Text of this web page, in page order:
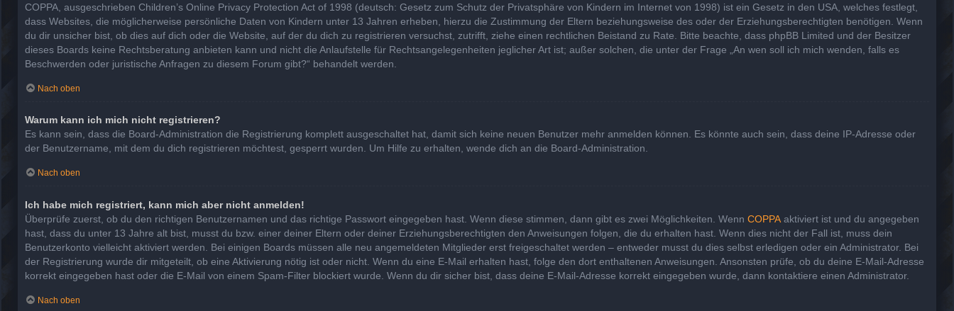
COPPA, ausgeschrieben Children’s Online Privacy Protection Act of 1998 (deutsch: Gesetz zum Schutz der Privatsphäre von Kindern im Internet von 1998) ist ein Gesetz in den USA, welches festlegt,
dass Websites, die möglicherweise persönliche Daten von Kindern unter 13 Jahren erheben, hierzu die Zustimmung der Eltern beziehungsweise des oder der Erziehungsberechtigten benötigen. Wenn
du dir unsicher bist, ob dies auf dich oder die Website, auf der du dich zu registrieren versuchst, zutrifft, ziehe einen rechtlichen Beistand zu Rate. Bitte beachte, dass phpBB Limited und der Besitzer
dieses Boards keine Rechtsberatung anbieten kann und nicht die Anlaufstelle für Rechtsangelegenheiten jeglicher Art ist; außer solchen, die unter der Frage „An wen soll ich mich wenden, falls es
Beschwerden oder juristische Anfragen zu diesem Forum gibt?“ behandelt werden.
Nach oben
Warum kann ich mich nicht registrieren?
Es kann sein, dass die Board-Administration die Registrierung komplett ausgeschaltet hat, damit sich keine neuen Benutzer mehr anmelden können. Es könnte auch sein, dass deine IP-Adresse oder
der Benutzername, mit dem du dich registrieren möchtest, gesperrt wurden. Um Hilfe zu erhalten, wende dich an die Board-Administration.
Nach oben
Ich habe mich registriert, kann mich aber nicht anmelden!
Überprüfe zuerst, ob du den richtigen Benutzernamen und das richtige Passwort eingegeben hast. Wenn diese stimmen, dann gibt es zwei Möglichkeiten. Wenn COPPA aktiviert ist und du angegeben
hast, dass du unter 13 Jahre alt bist, musst du bzw. einer deiner Eltern oder deiner Erziehungsberechtigten den Anweisungen folgen, die du erhalten hast. Wenn dies nicht der Fall ist, muss dein
Benutzerkonto vielleicht aktiviert werden. Bei einigen Boards müssen alle neu angemeldeten Mitglieder erst freigeschaltet werden – entweder musst du dies selbst erledigen oder ein Administrator. Bei
der Registrierung wurde dir mitgeteilt, ob eine Aktivierung nötig ist oder nicht. Wenn du eine E-Mail erhalten hast, folge den dort enthaltenen Anweisungen. Ansonsten prüfe, ob du deine E-Mail-Adresse
korrekt eingegeben hast oder die E-Mail von einem Spam-Filter blockiert wurde. Wenn du dir sicher bist, dass deine E-Mail-Adresse korrekt eingegeben wurde, dann kontaktiere einen Administrator.
Nach oben